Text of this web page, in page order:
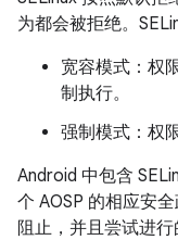
为都会被拒绝。
宽容模式：权
制执行。
强制模式：权
Android 中包含
个 AOSP 的相应安
阻止，并且尝试进